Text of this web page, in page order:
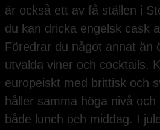
är också ett av få ställen i
du kan dricka engelsk cask
Föredrar du något annat än
utvalda viner och cocktails.
europeiskt med brittisk och
håller samma höga nivå
både lunch och middag. I